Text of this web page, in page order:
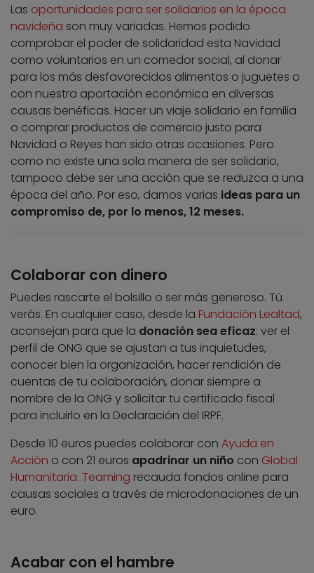
Las oportunidades para ser solidarios en la época
navideña son muy variadas. Hemos podido
comprobar el poder de solidaridad esta Navidad
como voluntarios en un comedor social, al donar
para los más desfavorecidos alimentos o juguetes o
con nuestra aportación económica en diversas
causas benéficas. Hacer un viaje solidario en familia
o comprar productos de comercio justo para
Navidad o Reyes han sido otras ocasiones. Pero
como no existe una sola manera de ser solidario,
tampoco debe ser una acción que se reduzca a una
época del año. Por eso, damos varias ideas para un
compromiso de, por lo menos, 12 meses.
Colaborar con dinero
Puedes rascarte el bolsillo o ser más generoso. Tú
verás. En cualquier caso, desde la Fundación Lealtad,
aconsejan para que la donación sea eficaz: ver el
perfil de ONG que se ajustan a tus inquietudes,
conocer bien la organización, hacer rendición de
cuentas de tu colaboración, donar siempre a
nombre de la ONG y solicitar tu certificado fiscal
para incluirlo en la Declaración del IRPF.
Desde 10 euros puedes colaborar con Ayuda en
Acción o con 21 euros apadrinar un niño con Global
Humanitaria. Teaming recauda fondos online para
causas sociales a través de microdonaciones de un
euro.
Acabar con el hambre